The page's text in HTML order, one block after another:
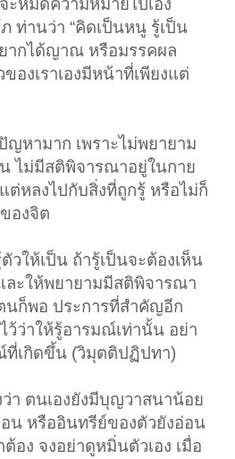
หมดความหมายไปเอง
ท่านว่า “คิดเป็นหนู รู้เป็น
ากได้ญาณ หรือมรรคผล
องเราเองมีหน้าที่เพียงแต่
หามาก เพราะไม่พยายาม
ไม่มีสติพิจารณาอยู่ในกาย
ต่หลงไปกับสิ่งที่ถูกรู้ หรือไม่ก็
องจิต
วให้เป็น ถ้ารู้เป็นจะต้องเห็น
ละให้พยายามมีสติพิจารณา
นก็พอ ประการที่สำคัญอีก
ว้ว่าให้รู้อารมณ์เท่านั้น อย่า
ที่เกิดขึ้น (วิมุตติปฏิปทา)
ว่า ตนเองยังมีบุญวาสนาน้อย
น หรืออินทรีย์ของตัวยังอ่อน
อง จงอย่าดูหมิ่นตัวเอง เมื่อ